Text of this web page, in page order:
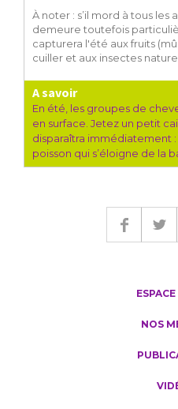
À noter : s’il mord à tous les
demeure toutefois
capturera l'été aux fruits
cuiller et aux insectes
A savoir
En été, les groupes de
en surface. Jetez un petit
disparaîtra immédiatement
poisson qui s’éloigne de la
NOS